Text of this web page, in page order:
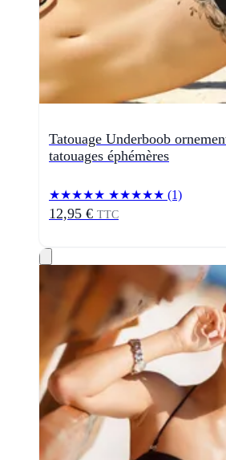
Tatouage Underboob
tatouages éphémères
★★★★★ ★★★★★ (1)
12,95 € TTC